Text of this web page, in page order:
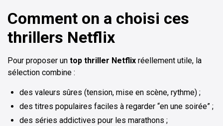
Comment on a choisi ces
thrillers Netflix
Pour proposer un top thriller Netflix réellement utile, la
sélection combine :
des valeurs sûres (tension, mise en scène, rythme) ;
des titres populaires faciles à regarder “en une soirée” ;
des séries addictives pour les marathons ;